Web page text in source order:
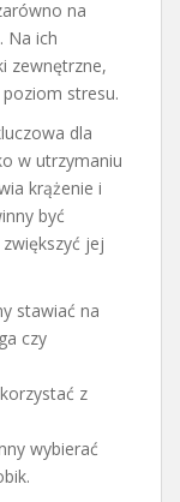
na
Na ich
zewnętrzne,
stresu.
dla
w utrzymaniu
krążenie i
być
jej
stawiać na
czy
z
wybierać